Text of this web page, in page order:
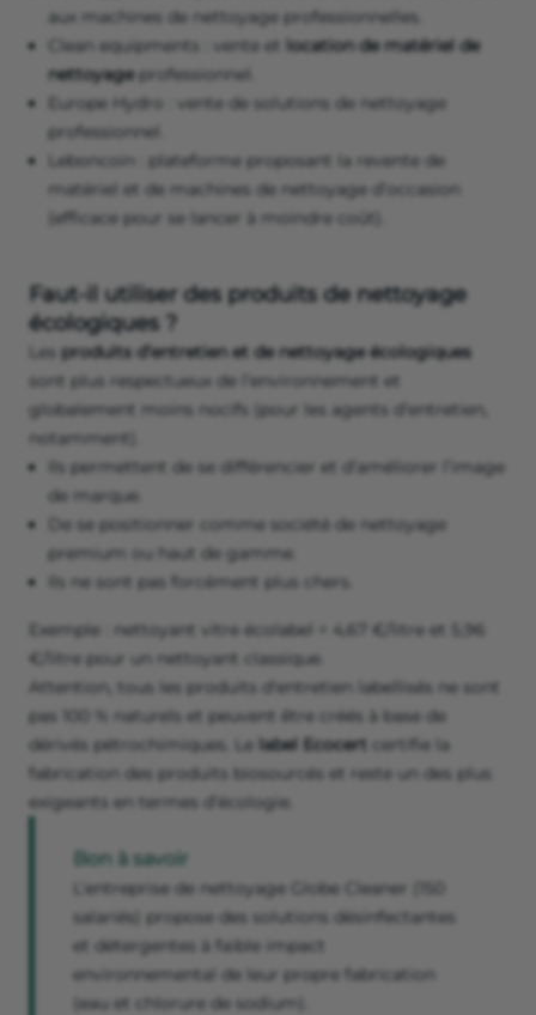
aux machines de nettoyage professionnelles.
Clean equipments : vente et location de matériel de
nettoyageprofessionnel.
Europe Hydro : vente de solutions de nettoyage
professionnel.
Leboncoin : plateforme proposant la revente de
matériel et de machines de nettoyage d’occasion
(efficace pour se lancer à moindre coût).
Faut-il utiliser des produits de nettoyage
écologiques ?
Les produits d’entretien et de nettoyage écologiques
sont plus respectueux de l’environnement et
globalement moins nocifs (pour les agents d’entretien,
notamment).
Ils permettent de se différencier et d’améliorer l’image
de marque.
De se positionner comme société de nettoyage
premium ou haut de gamme.
Ils ne sont pas forcément plus chers.
Exemple : nettoyant vitre écolabel = 4,67 €/litre et 5,96
€/litre pour un nettoyant classique.
Attention, tous les produits d'entretien labellisés ne sont
pas 100 % naturels et peuvent être créés à base de
dérivés pétrochimiques. Le label Ecocert certifie la
fabrication des produits biosourcés et reste un des plus
exigeants en termes d’écologie.
Bon à savoir
L’entreprise de nettoyage Globe Cleaner (150
salariés) propose des solutions désinfectantes
et détergentes à faible impact
environnemental de leur propre fabrication
(eau et chlorure de sodium).